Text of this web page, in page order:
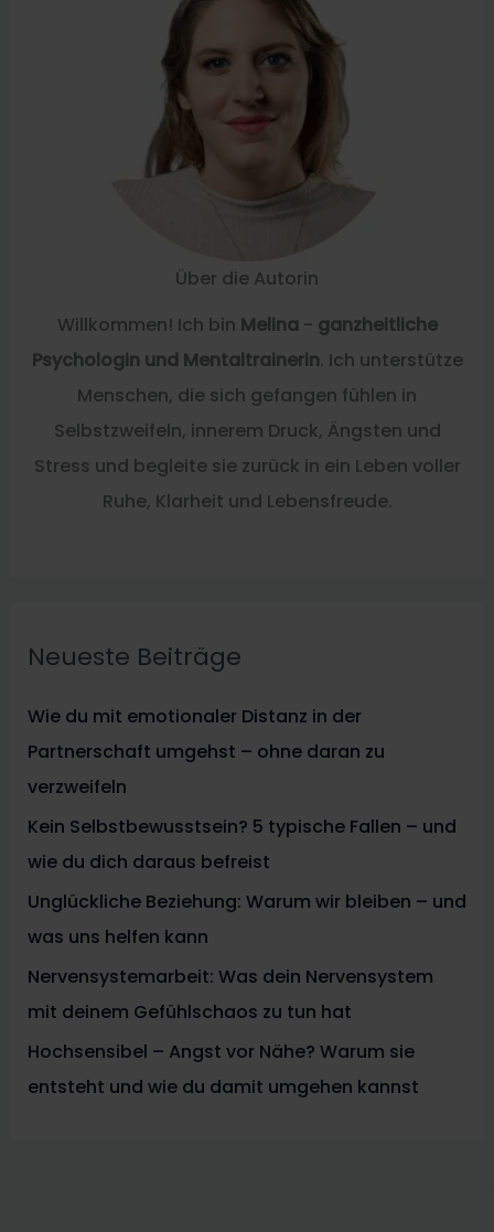
Über die Autorin
Willkommen! Ich bin Melina - ganzheitliche
Psychologin und Mentaltrainerin. Ich unterstütze
Menschen, die sich gefangen fühlen in
Selbstzweifeln, innerem Druck, Ängsten und
Stress und begleite sie zurück in ein Leben voller
Ruhe, Klarheit und Lebensfreude.
Neueste Beiträge
Wie du mit emotionaler Distanz in der
Partnerschaft umgehst – ohne daran zu
verzweifeln
Kein Selbstbewusstsein? 5 typische Fallen – und
wie du dich daraus befreist
Unglückliche Beziehung: Warum wir bleiben – und
was uns helfen kann
Nervensystemarbeit: Was dein Nervensystem
mit deinem Gefühlschaos zu tun hat
Hochsensibel – Angst vor Nähe? Warum sie
entsteht und wie du damit umgehen kannst